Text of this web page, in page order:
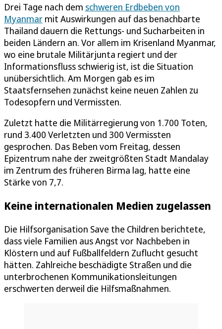
Drei Tage nach dem schweren Erdbeben von
Myanmar mit Auswirkungen auf das benachbarte
Thailand dauern die Rettungs- und Sucharbeiten in
beiden Ländern an. Vor allem im Krisenland Myanmar,
wo eine brutale Militärjunta regiert und der
Informationsfluss schwierig ist, ist die Situation
unübersichtlich. Am Morgen gab es im
Staatsfernsehen zunächst keine neuen Zahlen zu
Todesopfern und Vermissten.
Zuletzt hatte die Militärregierung von 1.700 Toten,
rund 3.400 Verletzten und 300 Vermissten
gesprochen. Das Beben vom Freitag, dessen
Epizentrum nahe der zweitgrößten Stadt Mandalay
im Zentrum des früheren Birma lag, hatte eine
Stärke von 7,7.
Keine internationalen Medien zugelassen
Die Hilfsorganisation Save the Children berichtete,
dass viele Familien aus Angst vor Nachbeben in
Klöstern und auf Fußballfeldern Zuflucht gesucht
hätten. Zahlreiche beschädigte Straßen und die
unterbrochenen Kommunikationsleitungen
erschwerten derweil die Hilfsmaßnahmen.